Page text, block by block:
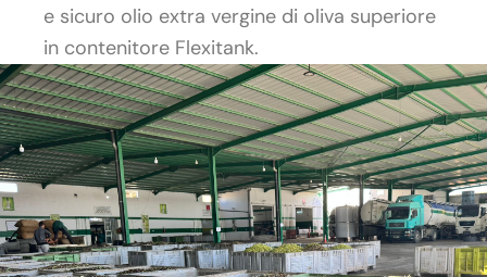
e sicuro olio extra vergine di oliva superiore
in contenitore Flexitank.